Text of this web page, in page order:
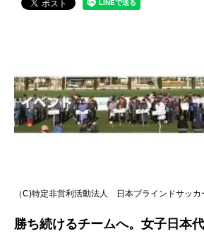
（C)特定非営利活動法人 日本ブラインドサッカ
勝ち続けるチームへ。女子日本